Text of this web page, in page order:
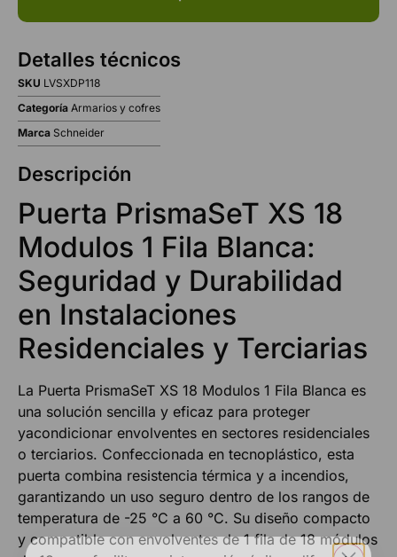
Detalles técnicos
SKU LVSXDP118
Categoría Armarios y cofres
Marca Schneider
Descripción
Puerta PrismaSeT XS 18
Modulos 1 Fila Blanca:
Seguridad y Durabilidad
en Instalaciones
Residenciales y Terciarias
La Puerta PrismaSeT XS 18 Modulos 1 Fila Blanca es
una solución sencilla y eficaz para proteger
yacondicionar envolventes en sectores residenciales
o terciarios. Confeccionada en tecnoplástico, esta
puerta combina resistencia térmica y a incendios,
garantizando un uso seguro dentro de los rangos de
temperatura de -25 °C a 60 °C. Su diseño compacto
y compatible con envolventes de 1 fila de 18 módulos